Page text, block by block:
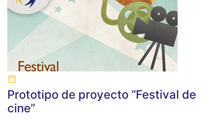
Prototipo de proyecto “Festival de
cine”